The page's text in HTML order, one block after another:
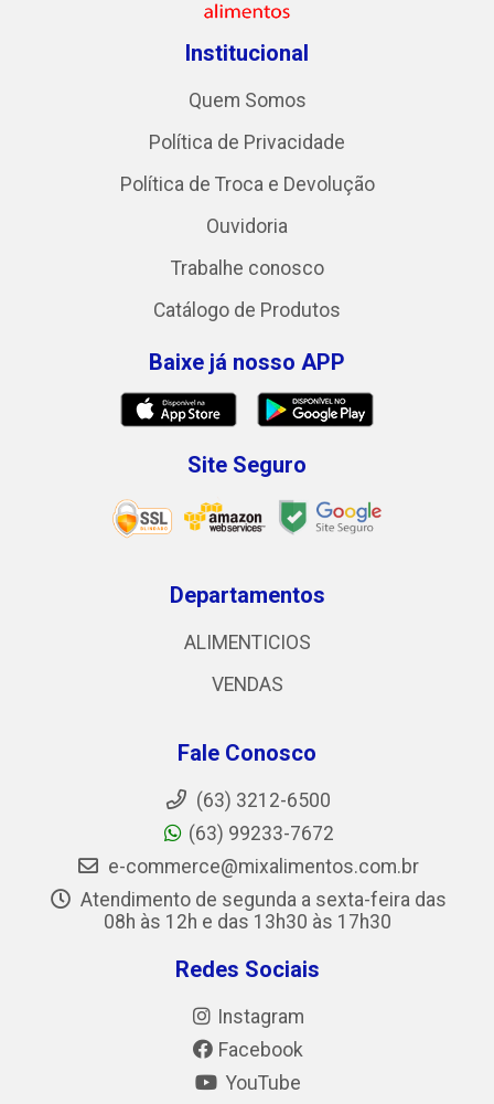
Institucional
Quem Somos
Política de Privacidade
Política de Troca e Devolução
Ouvidoria
Trabalhe conosco
Catálogo de Produtos
Baixe já nosso APP
Site Seguro
Departamentos
ALIMENTICIOS
VENDAS
Fale Conosco
(63) 3212-6500
(63) 99233-7672
e-commerce@mixalimentos.com.br
Atendimento de segunda a sexta-feira das
08h às 12h e das 13h30 às 17h30
Redes Sociais
Instagram
Facebook
YouTube